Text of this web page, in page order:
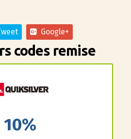
Google+
codes remise
10%